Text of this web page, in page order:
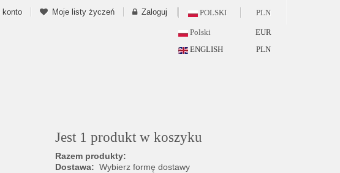
konto Moje listy życzeń Zaloguj POLSKI
Polski
ENGLISH
PLN
EUR
PLN
Jest 1 produkt w koszyku
Razem produkty:
Dostawa:Wybierz formę dostawy